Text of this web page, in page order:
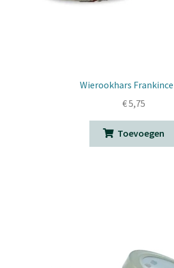
Wierookhars
€5,75
Toevoegen